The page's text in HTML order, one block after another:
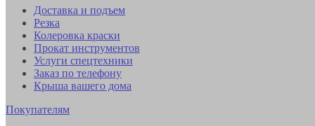
Доставка и подъем
Резка
Колеровка краски
Прокат инструментов
Услуги спецтехники
Заказ по телефону
Крыша вашего дома
Покупателям